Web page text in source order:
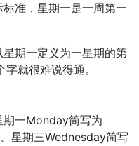
准，星期一是一周第一
期一定义为一星期的第
就很难说得通。
期一Monday简写为
星期三Wednesday简写